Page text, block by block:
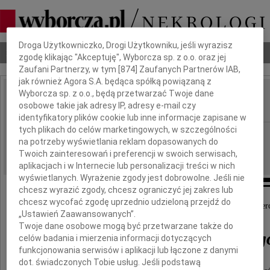
Nekrologi Odeszli Poradnik pogrzebowy
IMIĘ I NAZWISKO: Henryk Kasprzycki
REGION: Bydgoszcz
DATA EMISJI: 03.10.2013
Z wielkim żalem przyjęliśmy wiadomość o
Henryka
Dbamy o Twoją prywatność
Droga Użytkowniczko, Drogi Użytkowniku, jeśli wyrazisz
zgodę klikając "Akceptuję", Wyborcza sp. z o.o. oraz jej
Zaufani Partnerzy, w tym [874 ] Zaufanych Partnerów IAB,
jak również Agora S.A. będąca spółką powiązaną z
Wyborcza sp. z o.o., będą przetwarzać Twoje dane
osobowe takie jak adresy IP, adresy e-mail czy
identyfikatory plików cookie lub inne informacje zapisane w
tych plikach do celów marketingowych, w szczególności
na potrzeby wyświetlania reklam dopasowanych do
Twoich zainteresowań i preferencji w swoich serwisach,
aplikacjach i w Internecie lub personalizacji treści w nich
wyświetlanych. Wyrażenie zgody jest dobrowolne. Jeśli nie
chcesz wyrazić zgody, chcesz ograniczyć jej zakres lub
chcesz wycofać zgodę uprzednio udzieloną przejdź do
„Ustawień Zaawansowanych”.
Twoje dane osobowe mogą być przetwarzane także do
celów badania i mierzenia informacji dotyczących
funkcjonowania serwisów i aplikacji lub łączone z danymi
dot. świadczonych Tobie usług. Jeśli podstawą